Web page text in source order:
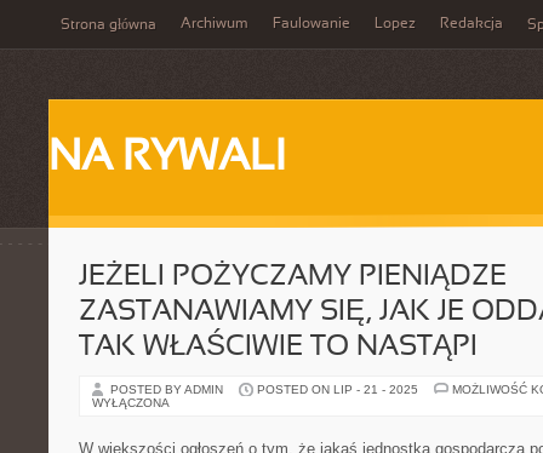
Strona główna Archiwum Faulowanie Lopez Redakcja
NA RYWALI
JEŻELI POŻYCZAMY PIENIĄDZE
ZASTANAWIAMY SIĘ, JAK JE
TAK WŁAŚCIWIE TO NASTĄPI
POSTED BY ADMIN POSTED ON LIP - 21 - 2025
MOŻLIWOŚĆ
WYŁĄCZONA
W większości ogłoszeń o tym, że jakaś jednostka gospodarcza